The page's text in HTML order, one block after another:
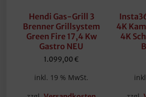
Hendi Gas-Grill 3
Brenner Grillsystem
Green Fire 17,4 Kw
Gastro NEU
1.099,00 €
inkl. 19 % MwSt.
4K
4K